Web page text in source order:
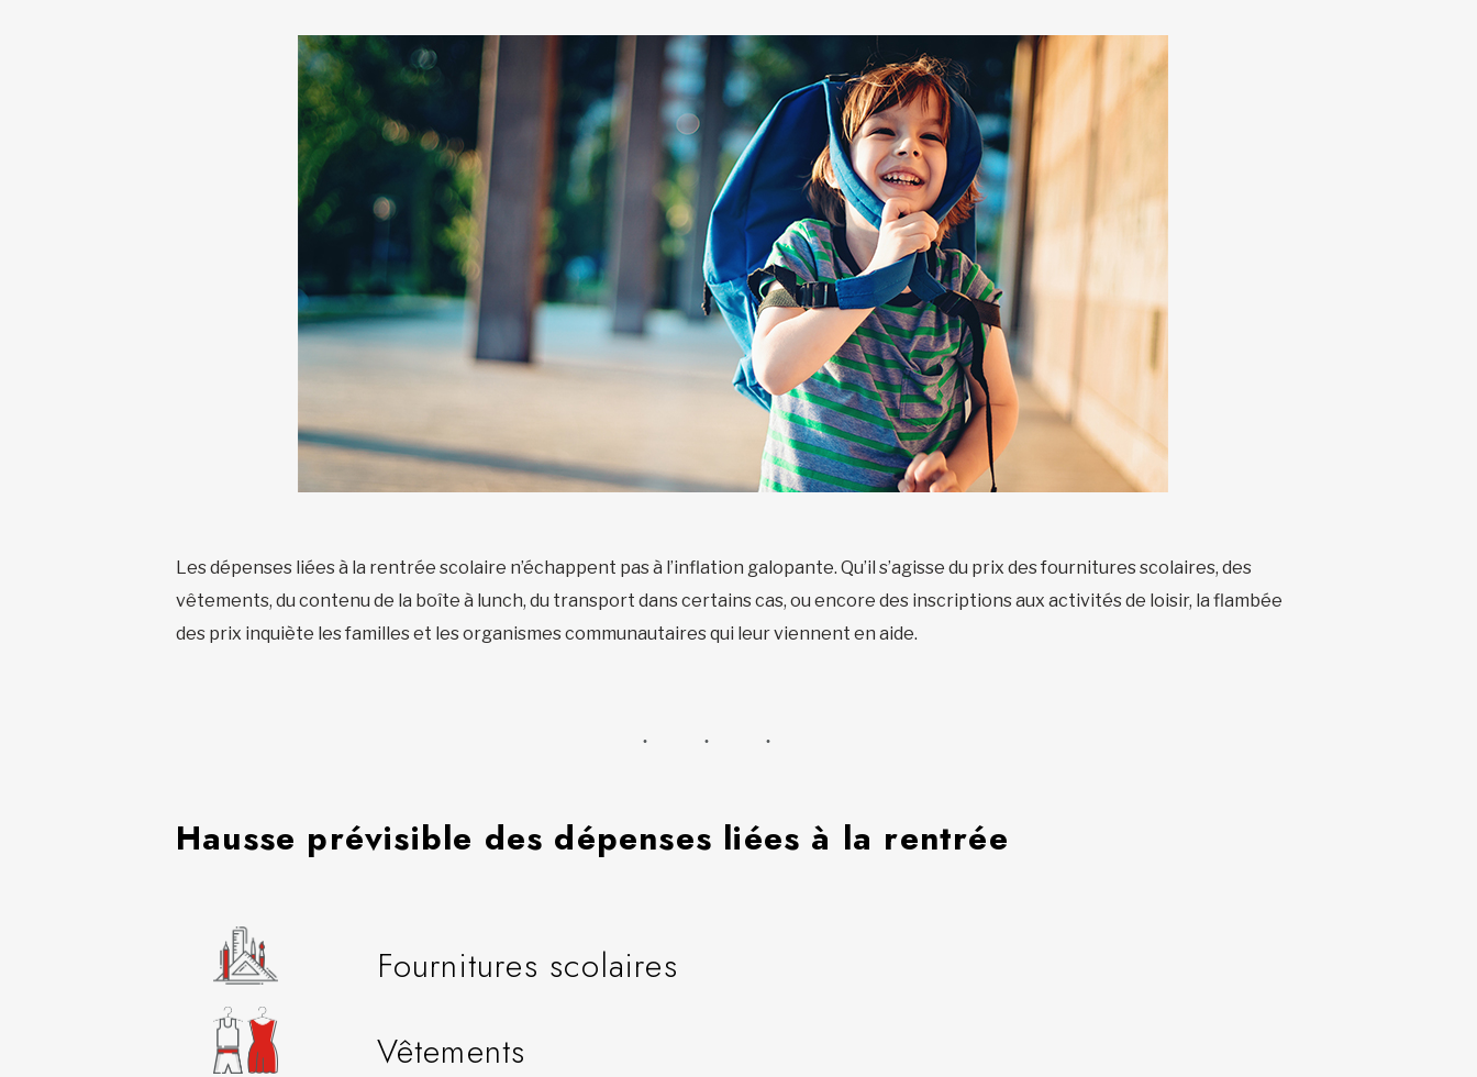
Les dépenses liées à la rentrée scolaire n’échappent pas à l’inflation galopante. Qu’il s’agisse du prix des fournitures scolaires, des
vêtements, du contenu de la boîte à lunch, du transport dans certains cas, ou encore des inscriptions aux activités de loisir, la flambée
des prix inquiète les familles et les organismes communautaires qui leur viennent en aide.
Hausse prévisible des dépenses liées à la rentrée
Fournitures scolaires
Vêtements